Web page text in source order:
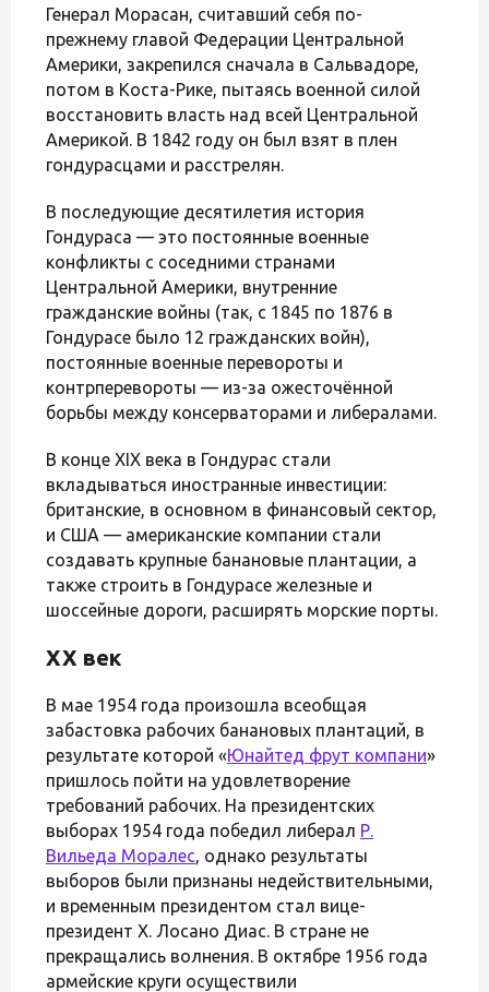
Генерал Морасан, считавший себя по-
прежнему главой Федерации Центральной
Америки, закрепился сначала в Сальвадоре,
потом в Коста-Рике, пытаясь военной силой
восстановить власть над всей Центральной
Америкой. В 1842 году он был взят в плен
гондурасцами и расстрелян.
В последующие десятилетия история
Гондураса — это постоянные военные
конфликты с соседними странами
Центральной Америки, внутренние
гражданские войны (так, с 1845 по 1876 в
Гондурасе было 12 гражданских войн),
постоянные военные перевороты и
контрперевороты — из-за ожесточённой
борьбы между консерваторами и либералами.
В конце XIX века в Гондурас стали
вкладываться иностранные инвестиции:
британские, в основном в финансовый сектор,
и США — американские компании стали
создавать крупные банановые плантации, а
также строить в Гондурасе железные и
шоссейные дороги, расширять морские порты.
XX век
В мае 1954 года произошла всеобщая
забастовка рабочих банановых плантаций, в
результате которой «Юнайтед фрут компани»
пришлось пойти на удовлетворение
требований рабочих. На президентских
выборах 1954 года победил либерал Р.
Вильеда Моралес, однако результаты
выборов были признаны недействительными,
и временным президентом стал вице-
президент Х. Лосано Диас. В стране не
прекращались волнения. В октябре 1956 года
армейские круги осуществили